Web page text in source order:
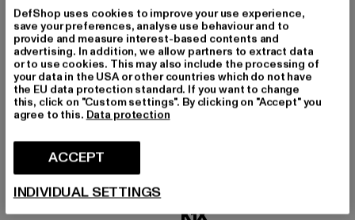
K1X
K1X
DefShop uses cookies to improve your use experience,
save your preferences, analyse use behaviour and to
provide and measure interest-based contents and
advertising. In addition, we allow partners to extract data
or to use cookies. This may also include the processing of
your data in the USA or other countries which do not have
the EU data protection standard. If you want to change
this, click on "Custom settings". By clicking on "Accept" you
agree to this. Data protection
ACCEPT
INDIVIDUAL SETTINGS